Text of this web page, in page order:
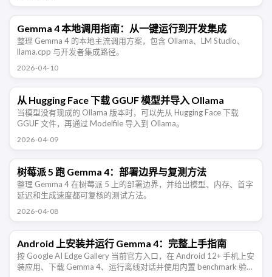
Gemma 4 本地调用指南：从一键运行到开发集成
整理 Gemma 4 的本地主流调用方案，包含 Ollama、LM Studio、
llama.cpp 与开发者集成路径。
2026-04-10
从 Hugging Face 下载 GGUF 模型并导入 Ollama
当模型没有现成的 Ollama 版本时，可以先从 Hugging Face 下载
GGUF 文件，再通过 Modelfile 导入到 Ollama。
2026-04-09
树莓派 5 跑 Gemma 4：部署边界与复测方法
整理 Gemma 4 在树莓派 5 上的部署边界，并给出模型、内存、首字
延迟和生成速度都可复核的测试方法。
2026-04-08
Android 上安装并运行 Gemma 4：完整上手指南
按 Google AI Edge Gallery 当前官方入口，在 Android 12+ 手机上安
装应用、下载 Gemma 4、运行离线对话并使用内置 benchmark 验证